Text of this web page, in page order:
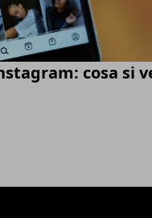
cosa si